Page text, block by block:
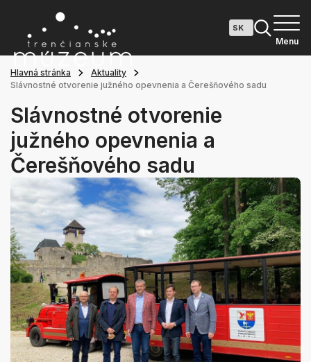
Menu
Hlavná stránka
Aktuality
Slávnostné otvorenie južného opevnenia a Čerešňového sadu
Slávnostné otvorenie
južného opevnenia a
Čerešňového sadu